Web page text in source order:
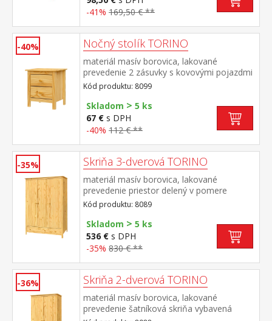
-41% 169,50 € **
-40% Nočný stolík TORINO
materiál masív borovica, lakované
prevedenie 2 zásuvky s kovovými pojazdmi
Kód produktu: 8099
Skladom > 5 ks
67 € s DPH
-40% 112 € **
-35% Skriňa 3-dverová TORINO
materiál masív borovica, lakované
prevedenie priestor delený v pomere
2:1 širšia časť šatníková tyč a polica, užšia
časť 3 police v spodnej časti 2 zásuvky s
kovovými pojazdmi odporúčaný nadstavec
8189
Kód produktu: 8089
Skladom > 5 ks
536 € s DPH
-35% 830 € **
-36% Skriňa 2-dverová TORINO
materiál masív borovica, lakované
prevedenie šatníková skriňa vybavená